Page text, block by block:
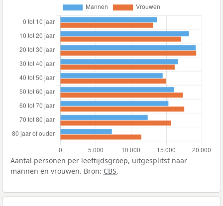
Aantal personen per leeftijdsgroep, uitgesplitst naar
mannen en vrouwen. Bron: CBS.